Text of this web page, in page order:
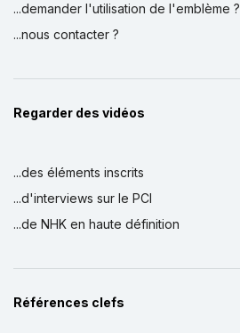
...demander l'utilisation de l'emblème ?
...nous contacter ?
Regarder des vidéos
...des éléments inscrits
...d'interviews sur le PCI
...de NHK en haute définition
Références clefs